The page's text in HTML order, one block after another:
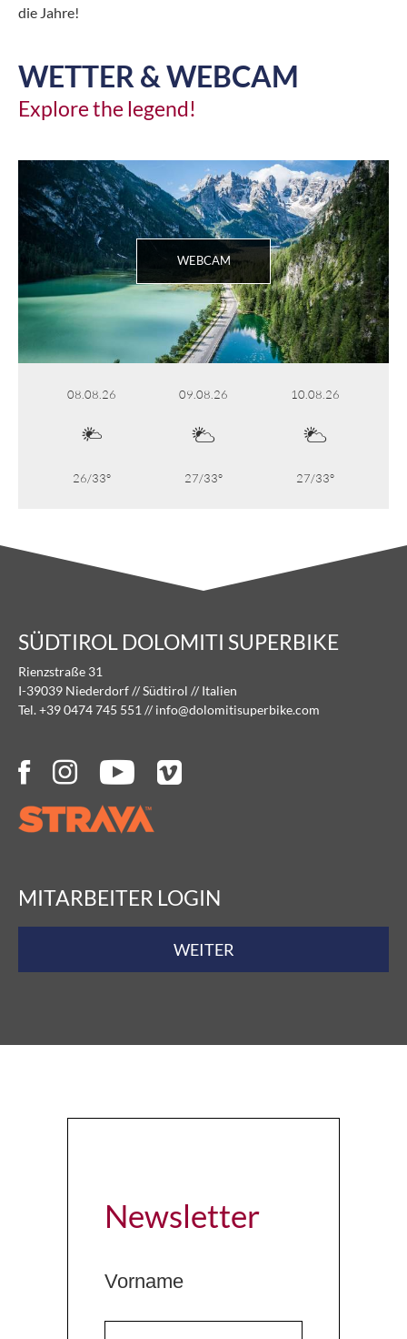
die Jahre!
WETTER & WEBCAM
Explore the legend!
WEBCAM
08.08.26 09.08.26 10.08.26
26/33° 27/33° 27/33°
SÜDTIROL DOLOMITI SUPERBIKE
Rienzstraße 31
I-39039 Niederdorf // Südtirol // Italien
Tel. +39 0474 745 551 // info@dolomitisuperbike.com
MITARBEITER LOGIN
WEITER
Newsletter
Vorname